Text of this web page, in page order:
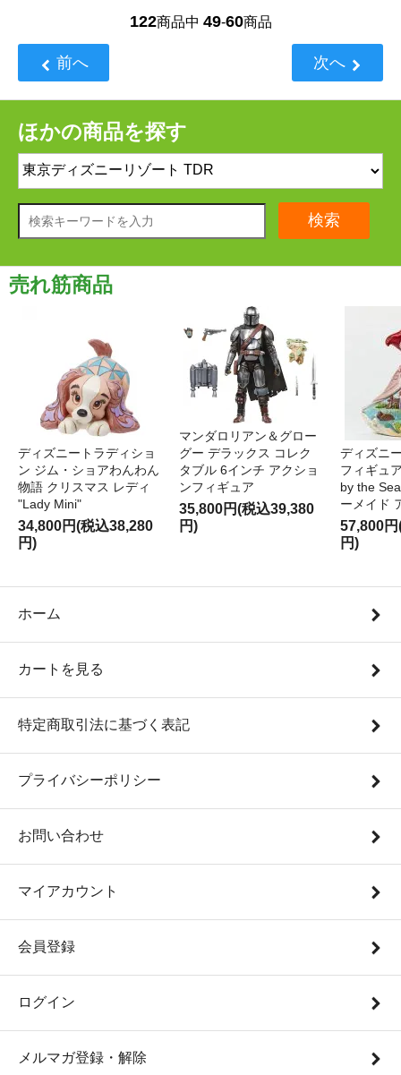
122商品中 49-60商品
前へ 次へ
ほかの商品を探す
検索
売れ筋商品
ディズニートラディショ
ン ジム・ショアわんわん
物語 クリスマス レディ
"Lady Mini"
34,800円(税込38,280
円)
マンダロリアン＆グロー
グー デラックス コレク
タブル 6インチ アクショ
ンフィギュア
35,800円(税込39,380
円)
ディズニ
フィギュ
by the
ーメイド
57,800
円)
ホーム
カートを見る
特定商取引法に基づく表記
プライバシーポリシー
お問い合わせ
マイアカウント
会員登録
ログイン
メルマガ登録・解除